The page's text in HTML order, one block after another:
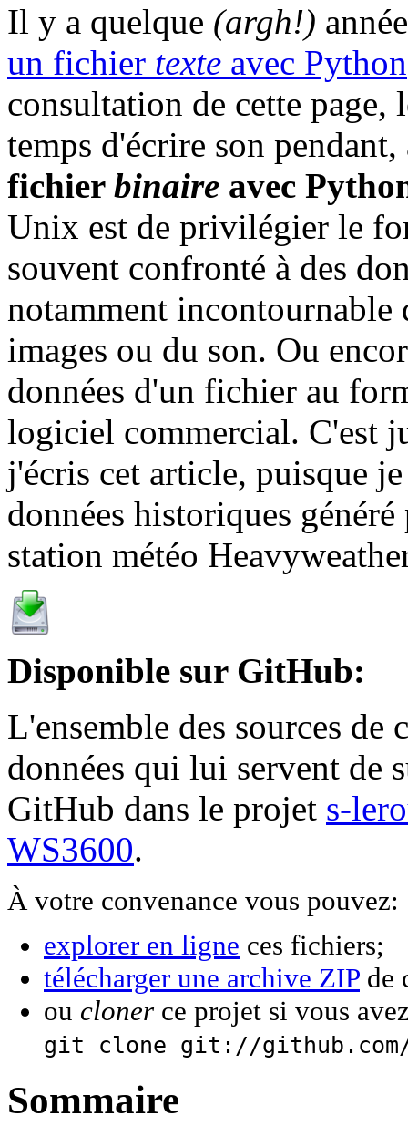
Il y a quelque (argh!)
un fichier texte avec Python
consultation de cette
temps d'écrire son
fichier binaire avec
Unix est de privilégier le
souvent confronté à des
notamment incontournable
images ou du son. Ou
données d'un fichier au
logiciel commercial. C'est
j'écris cet article, puisque
données historiques
station météo
Disponible sur GitHub:
L'ensemble des sources
données qui lui servent de
GitHub dans le projet s-
WS3600.
À votre convenance vous pouvez:
explorer en ligne ces fichiers;
télécharger une archive ZIP de
ou cloner ce projet si vous
git clone git://github.com/s-
Sommaire